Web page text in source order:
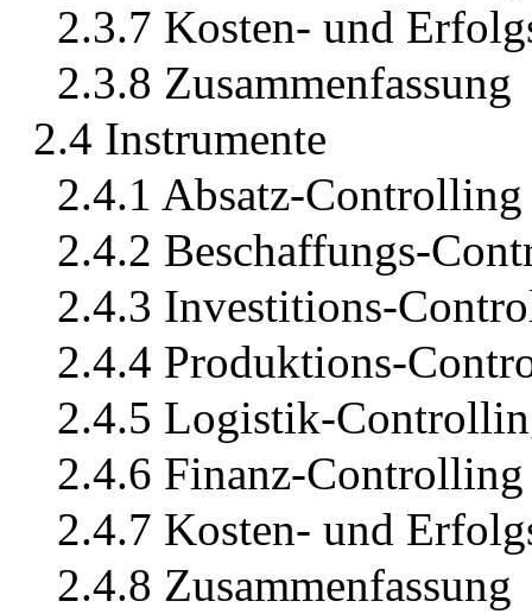
2.3.7 Kosten- und
2.3.8 Zusammenfassung
2.4 Instrumente
2.4.1 Absatz-Controlling
2.4.2 Beschaffungs-
2.4.3 Investitions-
2.4.4 Produktions-
2.4.5 Logistik-
2.4.6 Finanz-Controlling
2.4.7 Kosten- und
2.4.8 Zusammenfassung